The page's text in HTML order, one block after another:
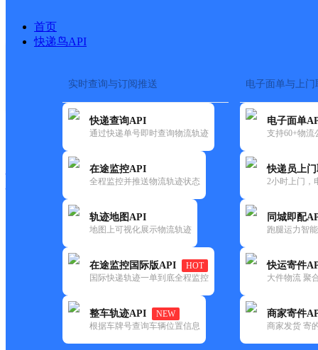
首页
快递鸟API
实时查询与订阅推送
快递查询API
通过快递单号即时查询物流轨迹
在途监控API
全程监控并推送物流轨迹状态
轨迹地图API
地图上可视化展示物流轨迹
在途监控国际版API
HOT
国际快递轨迹一单到底全程监控
整车轨迹API
NEW
根据车牌号查询车辆位置信息
电子面单与上门
电子面单
支持60+物流
快递员上
2小时上门，
同城即配
跑腿运力智
快运寄件
大件物流 聚
商家寄件
商家发货 寄
快运大全 快递时效
顺丰
朱荣亮伍禾驿青春路驿站
更新时间：2021-11-26 00:00:00